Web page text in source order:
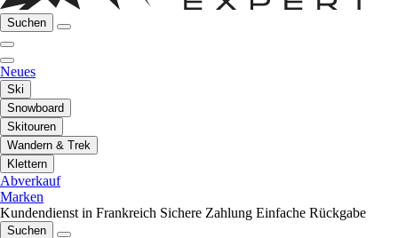
Suchen
Neues
Ski
Snowboard
Skitouren
Wandern & Trek
Klettern
Abverkauf
Marken
Kundendienst in Frankreich Sichere Zahlung Einfache Rückgabe
Suchen